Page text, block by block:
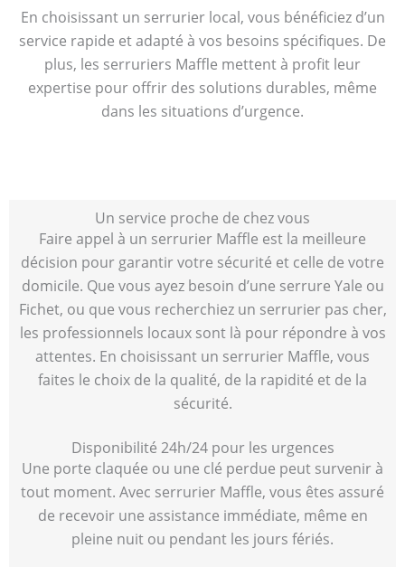
En choisissant un serrurier local, vous bénéficiez d’un
service rapide et adapté à vos besoins spécifiques. De
plus, les serruriers Maffle mettent à profit leur
expertise pour offrir des solutions durables, même
dans les situations d’urgence.
Un service proche de chez vous
Faire appel à un serrurier Maffle est la meilleure
décision pour garantir votre sécurité et celle de votre
domicile. Que vous ayez besoin d’une serrure Yale ou
Fichet, ou que vous recherchiez un serrurier pas cher,
les professionnels locaux sont là pour répondre à vos
attentes. En choisissant un serrurier Maffle, vous
faites le choix de la qualité, de la rapidité et de la
sécurité.
Disponibilité 24h/24 pour les urgences
Une porte claquée ou une clé perdue peut survenir à
tout moment. Avec serrurier Maffle, vous êtes assuré
de recevoir une assistance immédiate, même en
pleine nuit ou pendant les jours fériés.